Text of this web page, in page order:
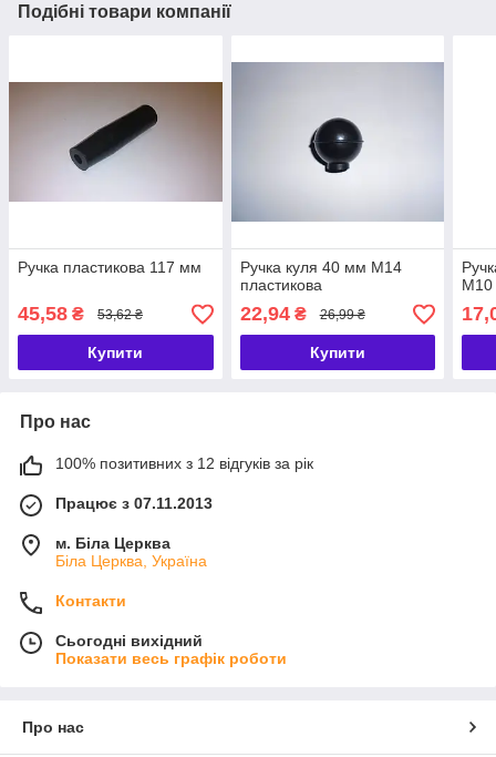
Подібні товари компанії
Ручка пластикова 117 мм
45,58 ₴ 53,62 ₴
Купити
Ручка куля 40 мм М14
пластикова
22,94₴ 26,99 ₴
Купити
М10
Про нас
100% позитивних з 12 відгуків за рік
Працює з 07.11.2013
м. Біла Церква
Біла Церква, Україна
Контакти
Сьогодні вихідний
Показати весь графік роботи
Про нас